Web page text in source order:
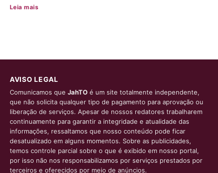
Leia mais
AVISO LEGAL
Comunicamos que JahTO é um site totalmente independente,
que não solicita qualquer tipo de pagamento para aprovação ou
liberação de serviços. Apesar de nossos redatores trabalharem
continuamente para garantir a integridade e atualidade das
informações, ressaltamos que nosso conteúdo pode ficar
desatualizado em alguns momentos. Sobre as publicidades,
temos controle parcial sobre o que é exibido em nosso portal,
por isso não nos responsabilizamos por serviços prestados por
terceiros e oferecidos por meio de anúncios.